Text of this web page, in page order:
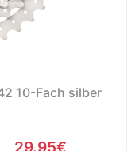
10-Fach silber